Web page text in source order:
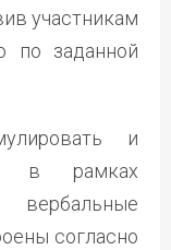
участникам
по заданной
и
в рамках
согласно